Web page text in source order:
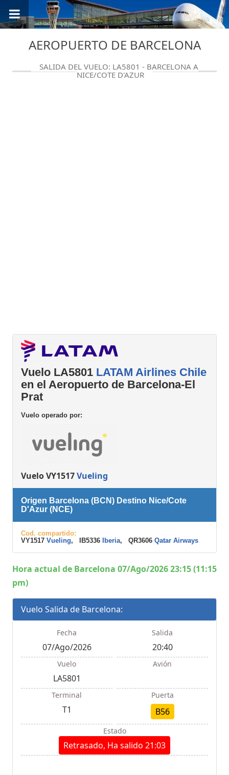
AEROPUERTO DE BARCELONA
SALIDA DEL VUELO: LA5801 - BARCELONA A
NICE/COTE D'AZUR
Vuelo LA5801 LATAM Airlines Chile
en el Aeropuerto de Barcelona-El
Prat
Vuelo operado por:
Vuelo VY1517Vueling
Origen Barcelona (BCN) Destino Nice/Cote
D'Azur (NCE)
Cod. compartido:
VY1517 Vueling, IB5336 Iberia, QR3606 Qatar Airways
Hora actual de Barcelona 07/Ago/2026 23:15 (11:15
pm)
Vuelo Salida de Barcelona:
Fecha
07/Ago/2026
Salida
20:40
Vuelo
LA5801
Avión
Terminal
T1
Puerta
B56
Estado
Retrasado, Ha salido 21:03